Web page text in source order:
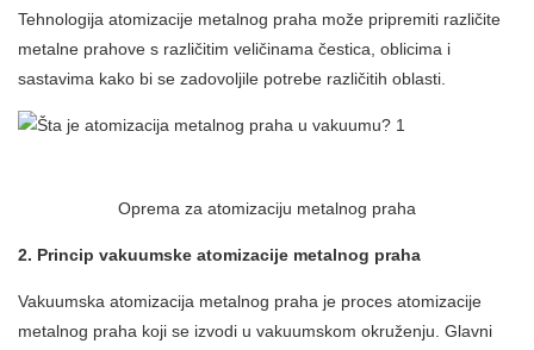
Tehnologija atomizacije metalnog praha može pripremiti različite
metalne prahove s različitim veličinama čestica, oblicima i
sastavima kako bi se zadovoljile potrebe različitih oblasti.
Oprema za atomizaciju metalnog praha
2. Princip vakuumske atomizacije metalnog praha
Vakuumska atomizacija metalnog praha je proces atomizacije
metalnog praha koji se izvodi u vakuumskom okruženju. Glavni